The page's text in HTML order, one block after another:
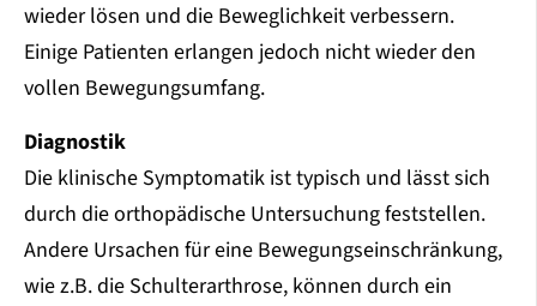
wieder lösen und die Beweglichkeit verbessern.
Einige Patienten erlangen jedoch nicht wieder den
vollen Bewegungsumfang.
Diagnostik
Die klinische Symptomatik ist typisch und lässt sich
durch die orthopädische Untersuchung feststellen.
Andere Ursachen für eine Bewegungseinschränkung,
wie z.B. die Schulterarthrose, können durch ein